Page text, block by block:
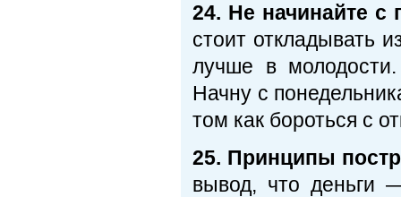
24. Не начинайте
стоит откладывать
лучше в
Начну с
том как бороться с
25. Принципы
вывод, что деньги